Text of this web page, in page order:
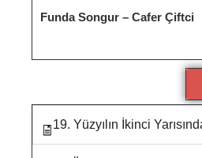
Funda Songur – Cafer Çiftci
19. Yüzyılın İkinci